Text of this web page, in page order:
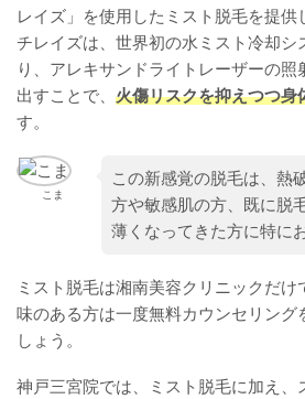
レイズ」を使用したミスト脱毛を提供
チレイズは、世界初の水ミスト冷却シ
り、アレキサンドライトレーザーの照
出すことで、 火傷リスクを抑えつつ身
す。
こま
この新感覚の脱毛は、熱
方や敏感肌の方、既に脱
薄くなってきた方に特に
ミスト脱毛は湘南美容クリニックだ
味のある方は一度無料カウンセリング
しょう。
神戸三宮院では、ミスト脱毛に加え、